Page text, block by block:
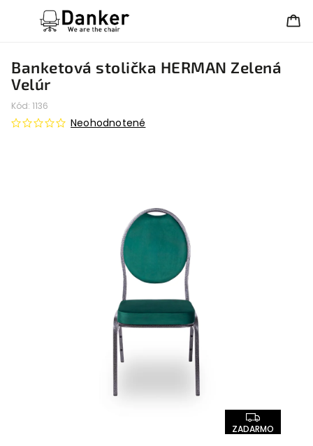
Banketová stolička HERMAN Zelená
Velúr
Kód: 1136
Neohodnotené
ZADARMO